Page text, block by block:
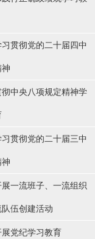
贯彻党的二十届四中
中央八项规定精神学
贯彻党的二十届三中
一流班子、一流组织
伍创建活动
党纪学习教育